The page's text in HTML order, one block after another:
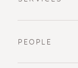
PEOPLE